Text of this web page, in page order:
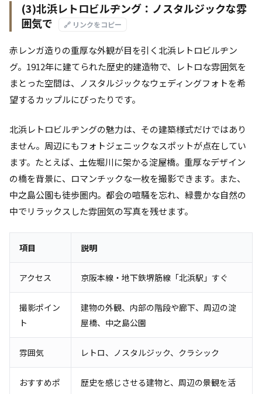
(3)北浜レトロビルヂング：ノスタルジックな雰
囲気で
🔗 リンクをコピー
赤レンガ造りの重厚な外観が目を引く北浜レトロビルヂン
グ。1912年に建てられた歴史的建造物で、レトロな雰囲気を
まとった空間は、ノスタルジックなウェディングフォトを希
望するカップルにぴったりです。
北浜レトロビルヂングの魅力は、その建築様式だけではあり
ません。周辺にもフォトジェニックなスポットが点在してい
ます。たとえば、土佐堀川に架かる淀屋橋。重厚なデザイン
の橋を背景に、ロマンチックな一枚を撮影できます。また、
中之島公園も徒歩圏内。都会の喧騒を忘れ、緑豊かな自然の
中でリラックスした雰囲気の写真を残せます。
項目 説明
アクセス 京阪本線・地下鉄堺筋線「北浜駅」すぐ
撮影ポイン
ト
建物の外観、内部の階段や廊下、周辺の淀
屋橋、中之島公園
雰囲気 レトロ、ノスタルジック、クラシック
おすすめポ
歴史を感じさせる建物と、周辺の景観を活